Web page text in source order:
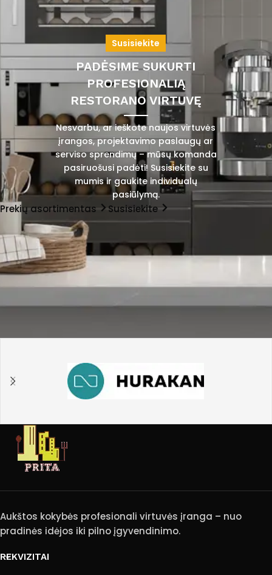
Susisiekite
PADĖSIME SUKURTI
PROFESIONALIĄ
RESTORANO VIRTUVĘ
Nesvarbu, ar ieškote naujos virtuvės
įrangos, projektavimo paslaugų ar
serviso sprendimų – mūsų komanda
pasiruošusi padėti! Susisiekite su
mumis ir gaukite individualų
pasiūlymą.
Prekių asortimentas Susisiekite
Aukštos kokybės profesionali virtuvės įranga – nuo
pradinės idėjos iki pilno įgyvendinimo.
REKVIZITAI